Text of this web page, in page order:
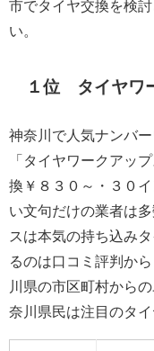
市でタイヤ交換を検
い。
１位 タイヤワ
神奈川で人気ナンバ
「タイヤワークアッ
換￥８３０～・３０
い文句だけの業者は
スは本気の持ち込み
るのは口コミ評判か
川県の市区町村から
奈川県民は注目のタイ